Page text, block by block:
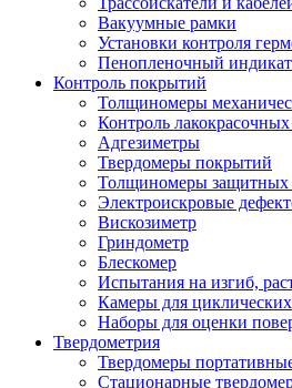
Вакуумные рамки
Установки контроля
Пенопленочный
Контроль покрытий
Толщиномеры
Контроль
Адгезиметры
Твердомеры покрытий
Толщиномеры защитных
Электроискровые
Вискозиметр
Гриндометр
Блескомер
Испытания на изгиб,
Камеры для
Наборы для оценки
Твердометрия
Твердомеры
Стационарные